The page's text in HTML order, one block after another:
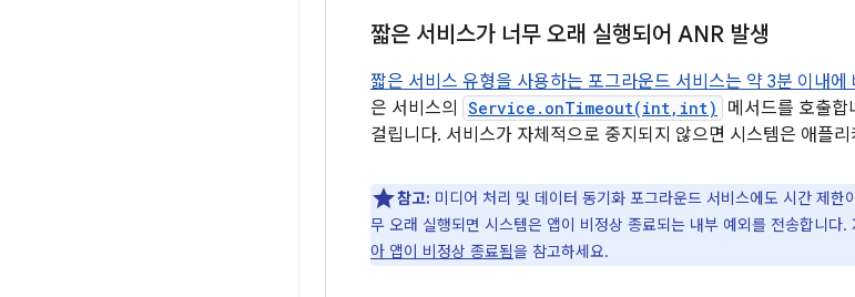
짧은 서비스가 너무 오래 실행되어 ANR 발생
짧은 서비스 유형을 사용하는 포그라운드 서비스는 약 3분 이내에
은 서비스의
Service.onTimeout(int,int) 메서드를 호출합
걸립니다. 서비스가 자체적으로 중지되지 않으면 시스템은 애플
참고: 미디어 처리 및 데이터 동기화 포그라운드 서비스에도 시간 제
무 오래 실행되면 시스템은 앱이 비정상 종료되는 내부 예외를 전송합니다.
아 앱이 비정상 종료됨을 참고하세요.